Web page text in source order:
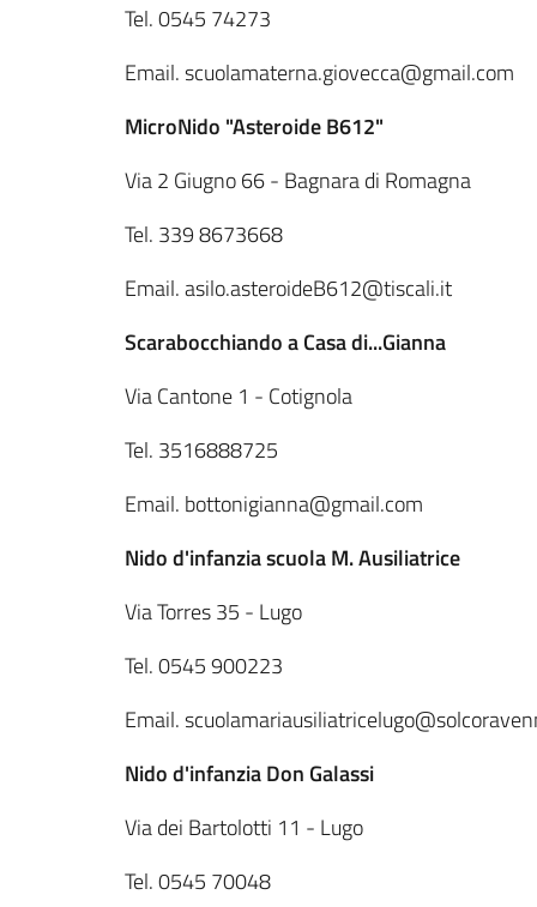
Tel. 0545 74273
Email. scuolamaterna.giovecca@gmail.com
MicroNido "Asteroide B612"
Via 2 Giugno 66 - Bagnara di Romagna
Tel. 339 8673668
Email. asilo.asteroideB612@tiscali.it
Scarabocchiando a Casa di...Gianna
Via Cantone 1 - Cotignola
Tel. 3516888725
Email. bottonigianna@gmail.com
Nido d'infanzia scuola M. Ausiliatrice
Via Torres 35 - Lugo
Tel. 0545 900223
Email.
Nido d'infanzia Don Galassi
Via dei Bartolotti 11 - Lugo
Tel. 0545 70048